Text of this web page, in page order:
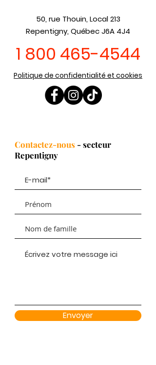
50, rue Thouin, Local 213
Repentigny, Québec J6A 4J4
1 800 465-4544
Politique de confidentialité et cookies
Contactez-nous - secteur
Repentigny
Envoyer